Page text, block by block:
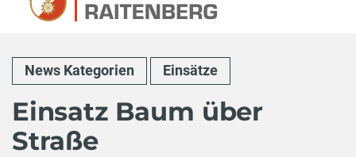
News Kategorien Einsätze
Einsatz Baum über
Straße